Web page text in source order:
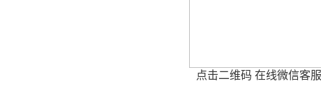
点击二维码 在线微信客服